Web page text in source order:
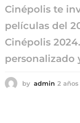
Cinépolis te
películas del
Cinépolis
personalizado
by admin 2